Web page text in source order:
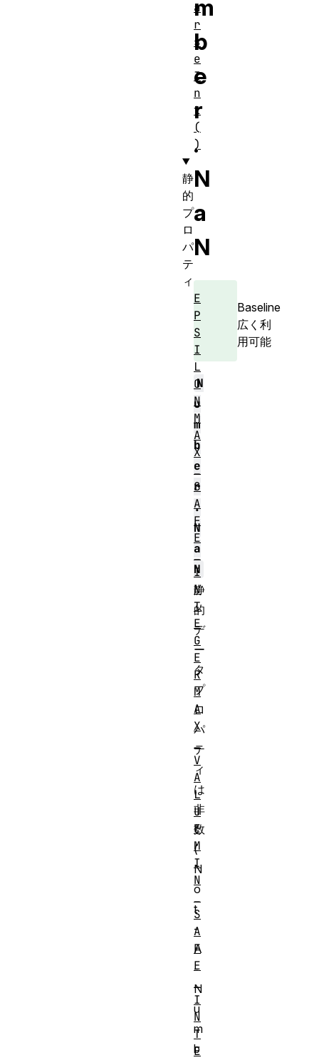
m
b
e
r
.
N
a
N
Baseline
広く利
用可能
N
u
m
b
e
r
.
N
a
N
静
的
デ
ー
タ
プ
ロ
パ
テ
ィ
は
非
数
(
N
o
t
-
A
-
N
u
m
b
a
r
s
e
I
n
t
(
)
静
的
プ
ロ
パ
テ
ィ
E
P
S
I
L
O
N
M
A
X
_
S
A
F
E
_
I
N
T
E
G
E
R
M
A
X
_
V
A
L
U
E
M
I
N
_
S
A
F
E
_
I
N
T
E